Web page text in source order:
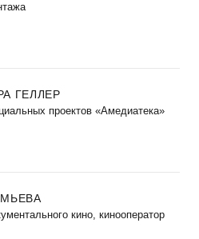
ГЕЛЛЕР
проектов «Амедиатека»
кино, кинооператор